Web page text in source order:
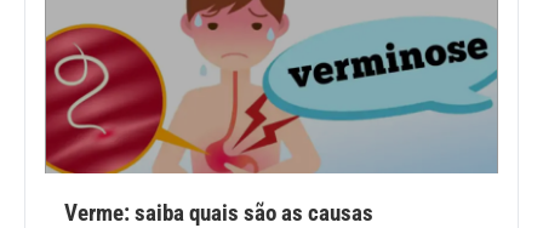
Câncer
Cirurgia Plástica
Coronavírus
Dengue
Verme: saiba quais são as causas